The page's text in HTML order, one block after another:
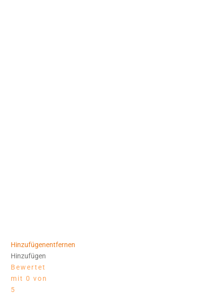
Hinzufügenentfernen
Hinzufügen
Bewertet
mit 0 von
5